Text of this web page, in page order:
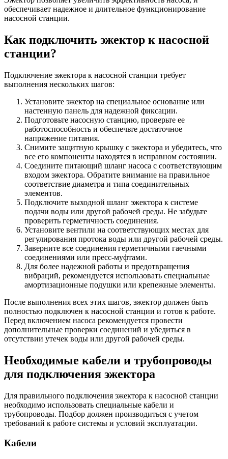
обеспечивает надежное и длительное функционирование
насосной станции.
Как подключить эжектор к насосной
станции?
Подключение эжектора к насосной станции требует
выполнения нескольких шагов:
Установите эжектор на специальное основание или
настенную панель для надежной фиксации.
Подготовьте насосную станцию, проверьте ее
работоспособность и обеспечьте достаточное
напряжение питания.
Снимите защитную крышку с эжектора и убедитесь, что
все его компоненты находятся в исправном состоянии.
Соедините питающий шланг насоса с соответствующим
входом эжектора. Обратите внимание на правильное
соответствие диаметра и типа соединительных
элементов.
Подключите выходной шланг эжектора к системе
подачи воды или другой рабочей среды. Не забудьте
проверить герметичность соединения.
Установите вентили на соответствующих местах для
регулирования протока воды или другой рабочей среды.
Заверните все соединения герметичными гаечными
соединениями или пресс-муфтами.
Для более надежной работы и предотвращения
вибраций, рекомендуется использовать специальные
амортизационные подушки или крепежные элементы.
После выполнения всех этих шагов, эжектор должен быть
полностью подключен к насосной станции и готов к работе.
Перед включением насоса рекомендуется провести
дополнительные проверки соединений и убедиться в
отсутствии утечек воды или другой рабочей среды.
Необходимые кабели и трубопроводы
для подключения эжектора
Для правильного подключения эжектора к насосной станции
необходимо использовать специальные кабели и
трубопроводы. Подбор должен производиться с учетом
требований к работе системы и условий эксплуатации.
Кабели